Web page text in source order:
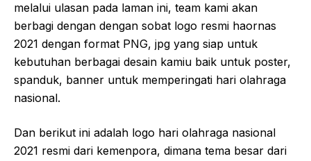
melalui ulasan pada laman ini, team kami akan
berbagi dengan dengan sobat logo resmi haornas
2021 dengan format PNG, jpg yang siap untuk
kebutuhan berbagai desain kamiu baik untuk poster,
spanduk, banner untuk memperingati hari olahraga
nasional.
Dan berikut ini adalah logo hari olahraga nasional
2021 resmi dari kemenpora, dimana tema besar dari